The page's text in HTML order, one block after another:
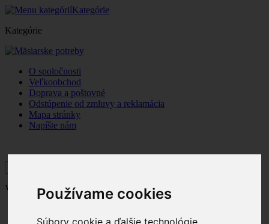
Používame cookies
Kategórie
Kategórie
O spoločnosti
Veľkoobchod
Doprava a poštovné
Odstúpenie od zmluvy a reklamácia
Mapa stránky
Napíšte nám
Vitajte,
prihláste sa
Spolu